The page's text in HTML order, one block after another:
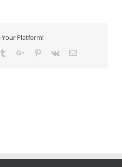
Your Platform!
TumblrGoogle+Pinterest
Vk Email